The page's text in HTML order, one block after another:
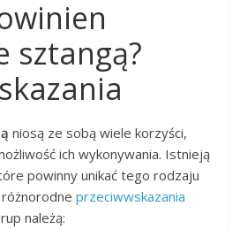
sztangą?
niosą ze sobą wiele korzyści,
ich wykonywania. Istnieją
powinny unikać tego rodzaju
różnorodneprzeciwwskazania
należą: